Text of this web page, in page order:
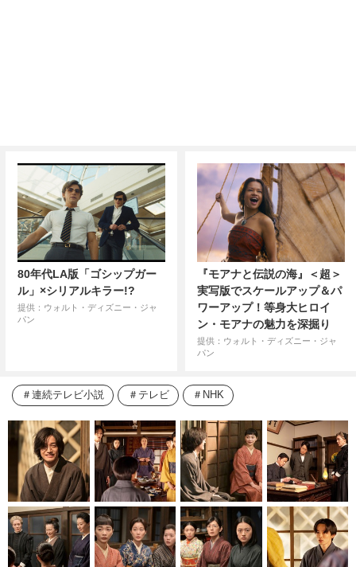
80年代LA版「ゴシップガー
ル」×シリアルキラー!?
提供：ウォルト・ディズニー・ジャ
パン
『モアナと伝説の海』＜超＞
実写版でスケールアップ＆パ
ワーアップ！等身大ヒロイ
ン・モアナの魅力を深掘り
提供：ウォルト・ディズニー・ジャ
パン
連続テレビ小説 テレビ NHK